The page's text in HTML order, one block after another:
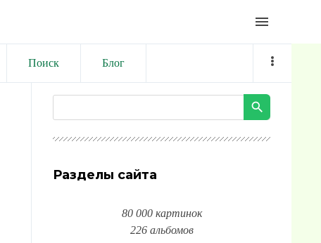
menu
Поиск Блог
Разделы сайта
80 000 картинок
226 альбомов